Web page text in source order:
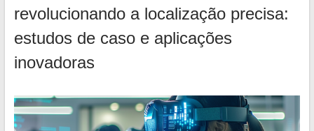
revolucionando a localização precisa:
estudos de caso e aplicações
inovadoras